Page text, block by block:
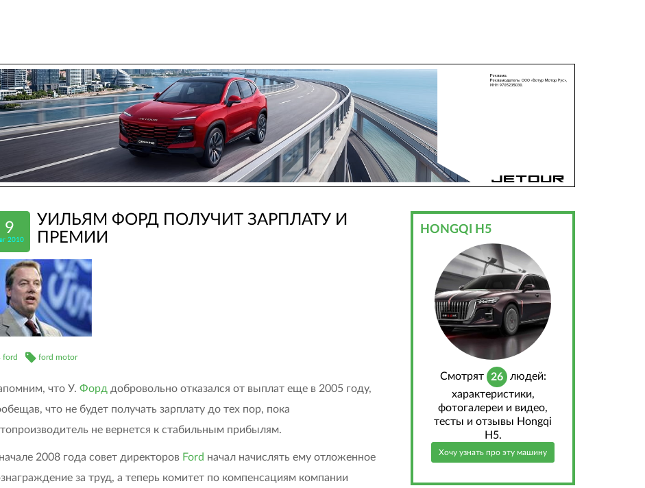
9
2010
УИЛЬЯМ ФОРД ПОЛУЧИТ ЗАРПЛАТУ И
ПРЕМИИ
ford ford motor
что У. Форд добровольно отказался от выплат еще в 2005 году,
что не будет получать зарплату до тех пор, пока
не вернется к стабильным прибылям.
2008 года совет директоров Ford начал начислять ему отложенное
за труд, а теперь комитет по компенсациям компании
HONGQI H5
Cмотрят 26 людей:
характеристики,
фотогалереи и видео,
тесты и отзывы Hongqi
H5.
Хочу узнать про эту машину